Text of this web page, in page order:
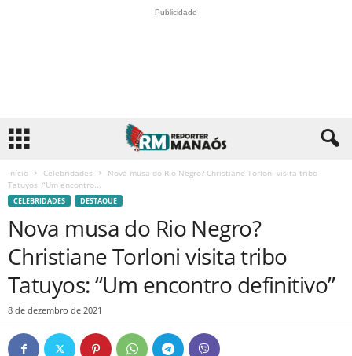
Publicidade
Início Celebridades
Nova musa do Rio Negro? Christiane Torloni visita tribo
Tatuyos: “Um encontro...
CELEBRIDADES DESTAQUE
Nova musa do Rio Negro?
Christiane Torloni visita tribo
Tatuyos: “Um encontro definitivo”
8 de dezembro de 2021